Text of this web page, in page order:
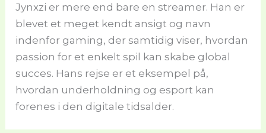
Jynxzi er mere end bare en streamer. Han er
blevet et meget kendt ansigt og navn
indenfor gaming, der samtidig viser, hvordan
passion for et enkelt spil kan skabe global
succes. Hans rejse er et eksempel på,
hvordan underholdning og esport kan
forenes i den digitale tidsalder.